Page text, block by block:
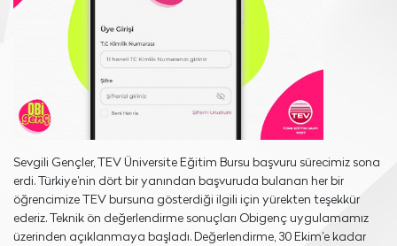
Sevgili Gençler, TEV Üniversite Eğitim Bursu başvuru sürecimiz sona
erdi. Türkiye’nin dört bir yanından başvuruda bulanan her bir
öğrencimize TEV bursuna gösterdiği ilgili için yürekten teşekkür
ederiz. Teknik ön değerlendirme sonuçları Obigenç uygulamamız
üzerinden açıklanmaya başladı. Değerlendirme, 30 Ekim’e kadar